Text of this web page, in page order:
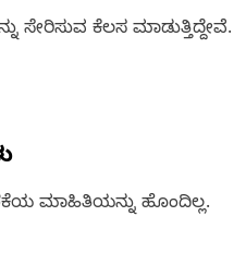
ಸೇರಿಸುವ ಕೆಲಸ ಮಾಡುತ್ತಿದ್ದೇವೆ.
ಮಾಹಿತಿಯನ್ನು ಹೊಂದಿಲ್ಲ.